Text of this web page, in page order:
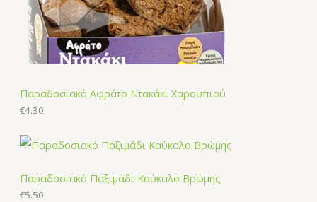
Παραδοσιακό Αφράτο Ντακάκι Χαρουπιού
€4.30
Παραδοσιακό Παξιμάδι Καύκαλο Βρώμης
€5.50